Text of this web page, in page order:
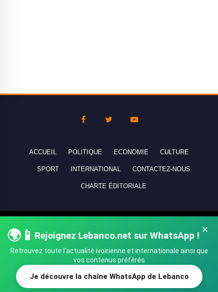
SHARE TWEET
×
🌍📱 Rejoignez Lebanco.net sur WhatsApp !
Retrouvez toute l'actualité ivoirienne et internationale ainsi que
vos contenus préférés
Je découvre la chaîne WhatsApp de Lebanco
ACCUEIL POLITIQUE ECONOMIE CULTURE
SPORT INTERNATIONAL CONTACTEZ-NOUS
CHARTE ÉDITORIALE
réservés - All rights reserved.